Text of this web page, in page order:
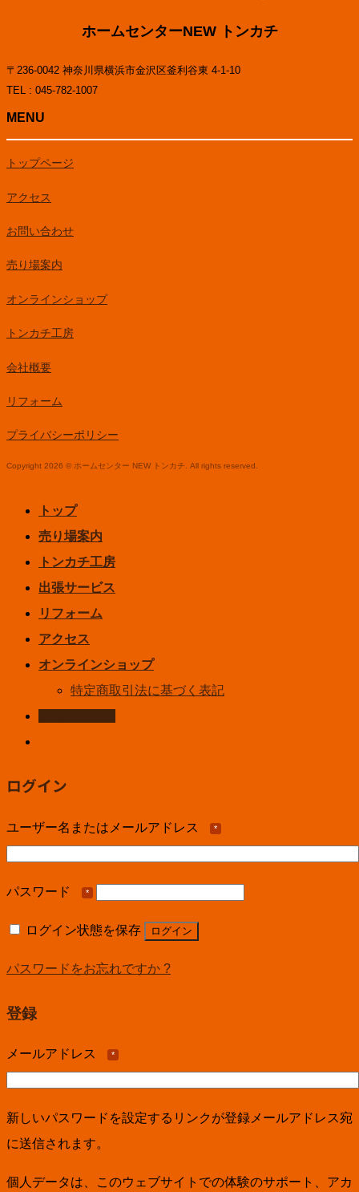
ホームセンターNEW トンカチ
〒236-0042 神奈川県横浜市金沢区釜利谷東 4-1-10
TEL : 045-782-1007
MENU
トップページ
アクセス
お問い合わせ
売り場案内
オンラインショップ
トンカチ工房
会社概要
リフォーム
プライバシーポリシー
Copyright 2026 © ホームセンター NEW トンカチ. All rights reserved.
トップ
売り場案内
トンカチ工房
出張サービス
リフォーム
アクセス
オンラインショップ
特定商取引法に基づく表記
ログイン
ユーザー名またはメールアドレス *
パスワード *
ログイン状態を保存 ログイン
パスワードをお忘れですか ?
登録
メールアドレス *
新しいパスワードを設定するリンクが登録メールアドレス宛
に送信されます。
個人データは、このウェブサイトでの体験のサポート、アカ